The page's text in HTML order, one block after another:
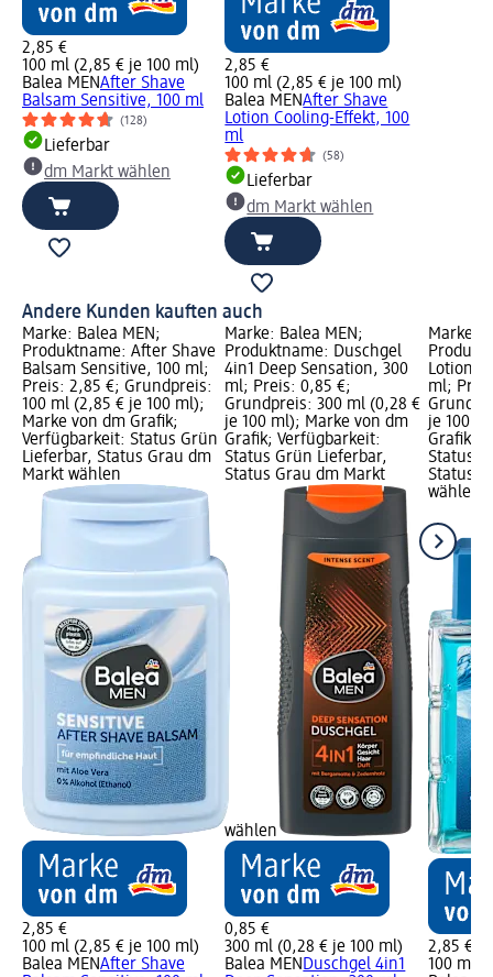
2,85 €
100 ml (2,85 € je 100 ml)
Balea MENAfter Shave
Balsam Sensitive, 100 ml
(128)
Lieferbar
dm Markt wählen
2,85 €
100 ml (2,85 € je 100 ml)
Balea MENAfter Shave
Lotion Cooling-Effekt, 100
ml
(58)
Lieferbar
dm Markt wählen
Andere Kunden kauften auch
Marke: Balea MEN;
Produktname: After Shave
Balsam Sensitive, 100 ml;
Preis: 2,85 €; Grundpreis:
100 ml (2,85 € je 100 ml);
Marke von dm Grafik;
Verfügbarkeit: Status Grün
Lieferbar, Status Grau dm
Markt wählen
2,85 €
100 ml (2,85 € je 100 ml)
Balea MENAfter Shave
Marke: Balea MEN;
Produktname: Duschgel
4in1 Deep Sensation, 300
ml; Preis: 0,85 €;
Grundpreis: 300 ml (0,28 €
je 100 ml); Marke von dm
Grafik; Verfügbarkeit:
Status Grün Lieferbar,
Status Grau dm Markt
wählen
0,85 €
300 ml (0,28 € je 100 ml)
Balea MEN Duschgel 4in1
Marke:
Lotion
ml;
je 100
Grafik;
Status
Status
wählen
2,85 €
100 ml